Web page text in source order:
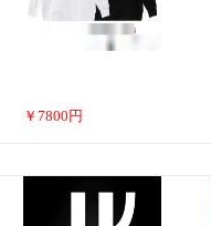
￥ 7800 円